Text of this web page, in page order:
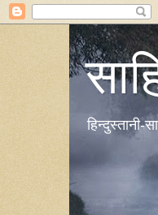
हिन्दुस्तानी-